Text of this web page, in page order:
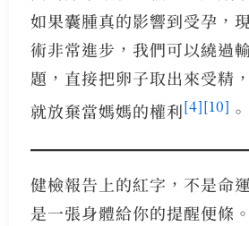
如果囊腫真的影響到受孕，
術非常進步，我們可以繞過
題，直接把卵子取出來受精
就放棄當媽媽的權利[4][10] 。
健檢報告上的紅字，不是命
是一張身體給你的提醒便條